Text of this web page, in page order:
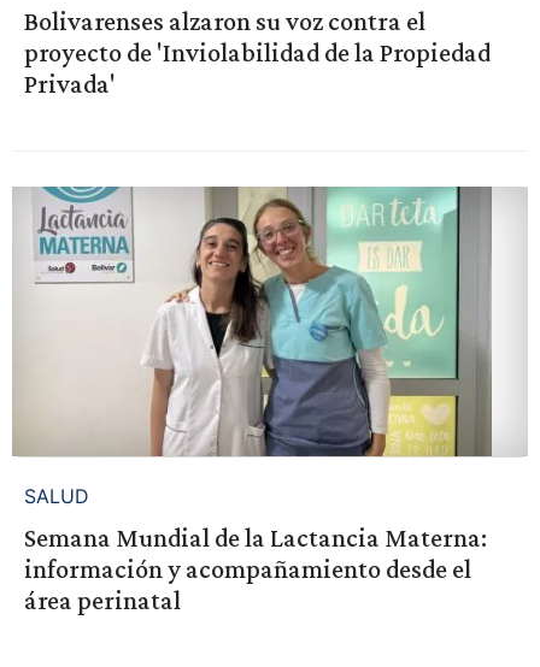
Bolivarenses alzaron su voz contra el
proyecto de 'Inviolabilidad de la Propiedad
Privada'
SALUD
Semana Mundial de la Lactancia Materna:
información y acompañamiento desde el
área perinatal